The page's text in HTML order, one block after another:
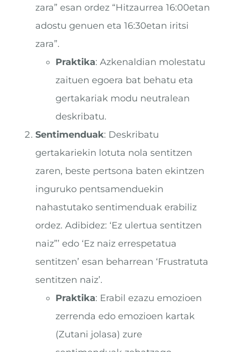
zara” esan ordez “Hitzaurrea 16:00etan
adostu genuen eta 16:30etan iritsi
zara”.
Praktika: Azkenaldian molestatu
zaituen egoera bat behatu eta
gertakariak modu neutralean
deskribatu.
Sentimenduak: Deskribatu
gertakariekin lotuta nola sentitzen
zaren, beste pertsona baten ekintzen
inguruko pentsamenduekin
nahastutako sentimenduak erabiliz
ordez. Adibidez: ‘Ez ulertua sentitzen
naiz”’ edo ‘Ez naiz errespetatua
sentitzen’ esan beharrean ‘Frustratuta
sentitzen naiz’.
Praktika: Erabil ezazu emozioen
zerrenda edo emozioen kartak
(Zutani jolasa) zure